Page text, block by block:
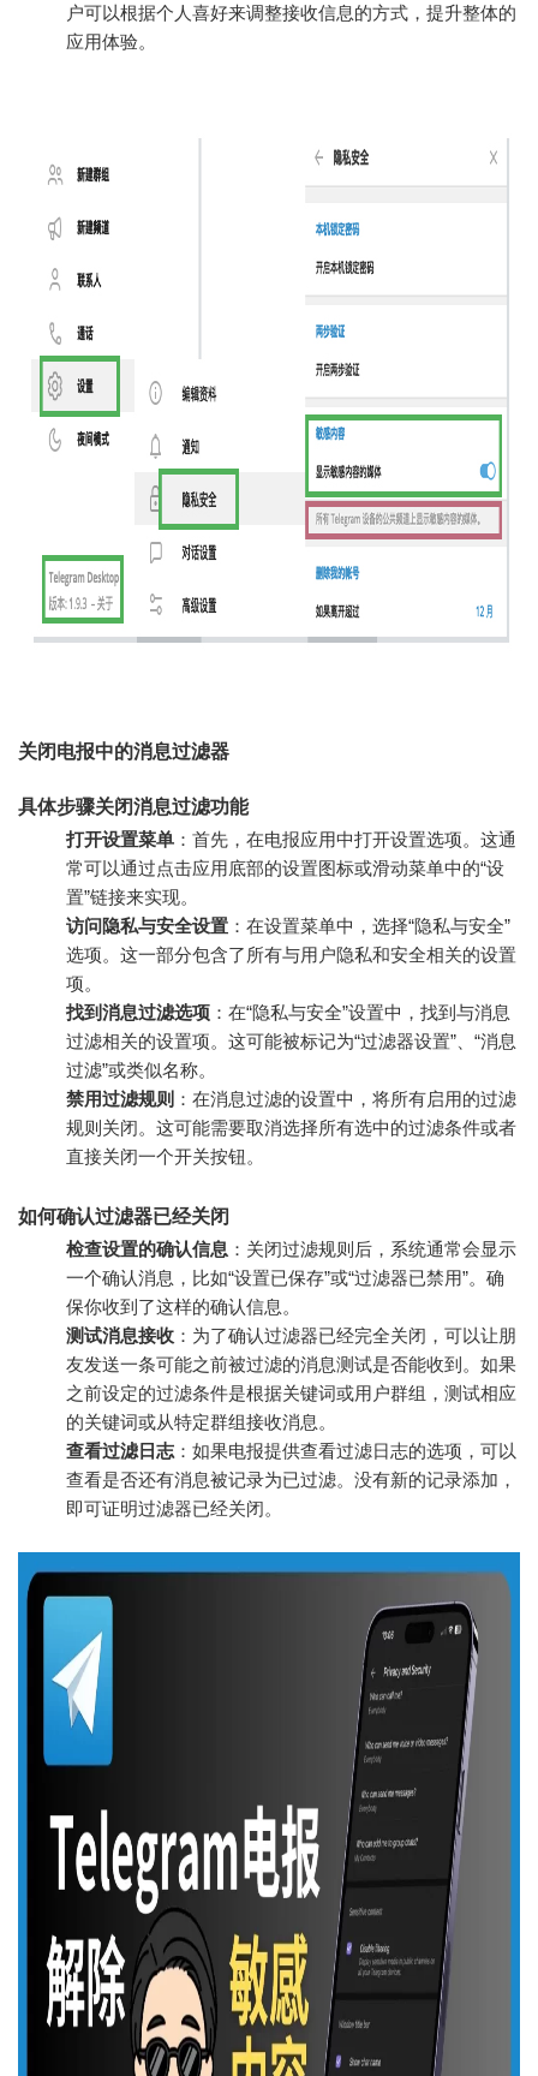
户可以根据个人喜好来调整接收信息的方式，提升整体的
应用体验。
关闭电报中的消息过滤器
具体步骤关闭消息过滤功能
打开设置菜单 ：首先，在电报应用中打开设置选项。这通
常可以通过点击应用底部的设置图标或滑动菜单中的“设
置”链接来实现。
访问隐私与安全设置 ：在设置菜单中，选择“隐私与安全”
选项。这一部分包含了所有与用户隐私和安全相关的设置
项。
找到消息过滤选项 ：在“隐私与安全”设置中，找到与消息
过滤相关的设置项。这可能被标记为“过滤器设置”、“消息
过滤”或类似名称。
禁用过滤规则 ：在消息过滤的设置中，将所有启用的过滤
规则关闭。这可能需要取消选择所有选中的过滤条件或者
直接关闭一个开关按钮。
如何确认过滤器已经关闭
检查设置的确认信息 ：关闭过滤规则后，系统通常会显示
一个确认消息，比如“设置已保存”或“过滤器已禁用”。确
保你收到了这样的确认信息。
测试消息接收 ：为了确认过滤器已经完全关闭，可以让朋
友发送一条可能之前被过滤的消息测试是否能收到。如果
之前设定的过滤条件是根据关键词或用户群组，测试相应
的关键词或从特定群组接收消息。
查看过滤日志 ：如果电报提供查看过滤日志的选项，可以
查看是否还有消息被记录为已过滤。没有新的记录添加，
即可证明过滤器已经关闭。